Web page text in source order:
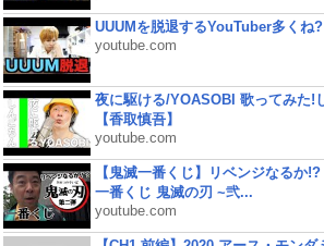
UUUMを脱退するYouTuber多くね?
youtube.com
夜に駆ける/YOASOBI 歌ってみた!
【香取慎吾】
youtube.com
【鬼滅一番くじ】リベンジなるか
一番くじ 鬼滅の刃 ~弐...
youtube.com